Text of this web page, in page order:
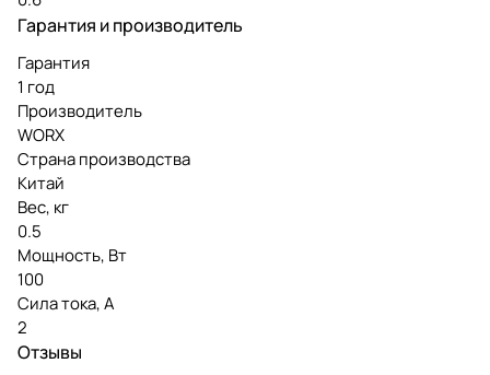
Гарантия и производитель
Гарантия
1 год
Производитель
WORX
Страна производства
Китай
Вес, кг
0.5
Мощность, Вт
100
Сила тока, А
2
Отзывы